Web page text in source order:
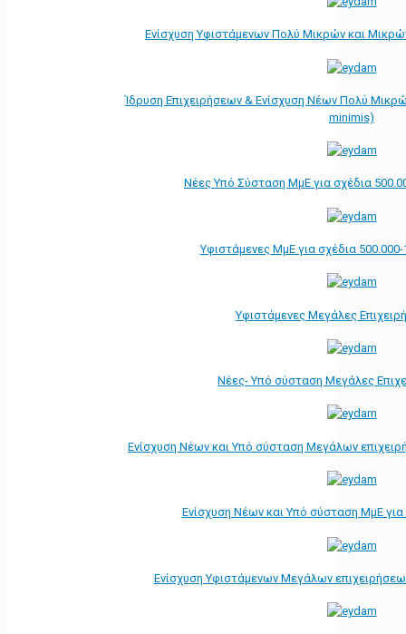
Ενίσχυση Υφιστάμενων Πολύ Μικρών και
Ίδρυση Επιχειρήσεων & Ενίσχυση Νέων Πολύ
minimis)
Νέες Υπό Σύσταση ΜμΕ για σχέδια
Υφιστάμενες ΜμΕ για σχέδια
Υφιστάμενες Μεγάλες
Νέες- Υπό σύσταση Μεγάλες
Ενίσχυση Νέων και Υπό σύσταση Μεγάλων
Ενίσχυση Νέων και Υπό σύσταση ΜμΕ
Ενίσχυση Υφιστάμενων Μεγάλων